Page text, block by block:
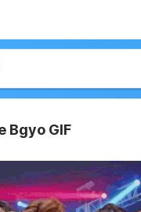
Bgyo GIF